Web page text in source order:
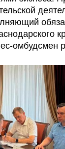
омбудсмен